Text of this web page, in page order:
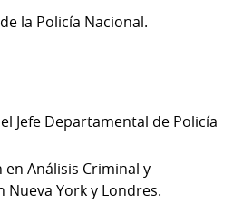
la Policía Nacional.
Jefe Departamental de Policía
Análisis Criminal y
Nueva York y Londres.